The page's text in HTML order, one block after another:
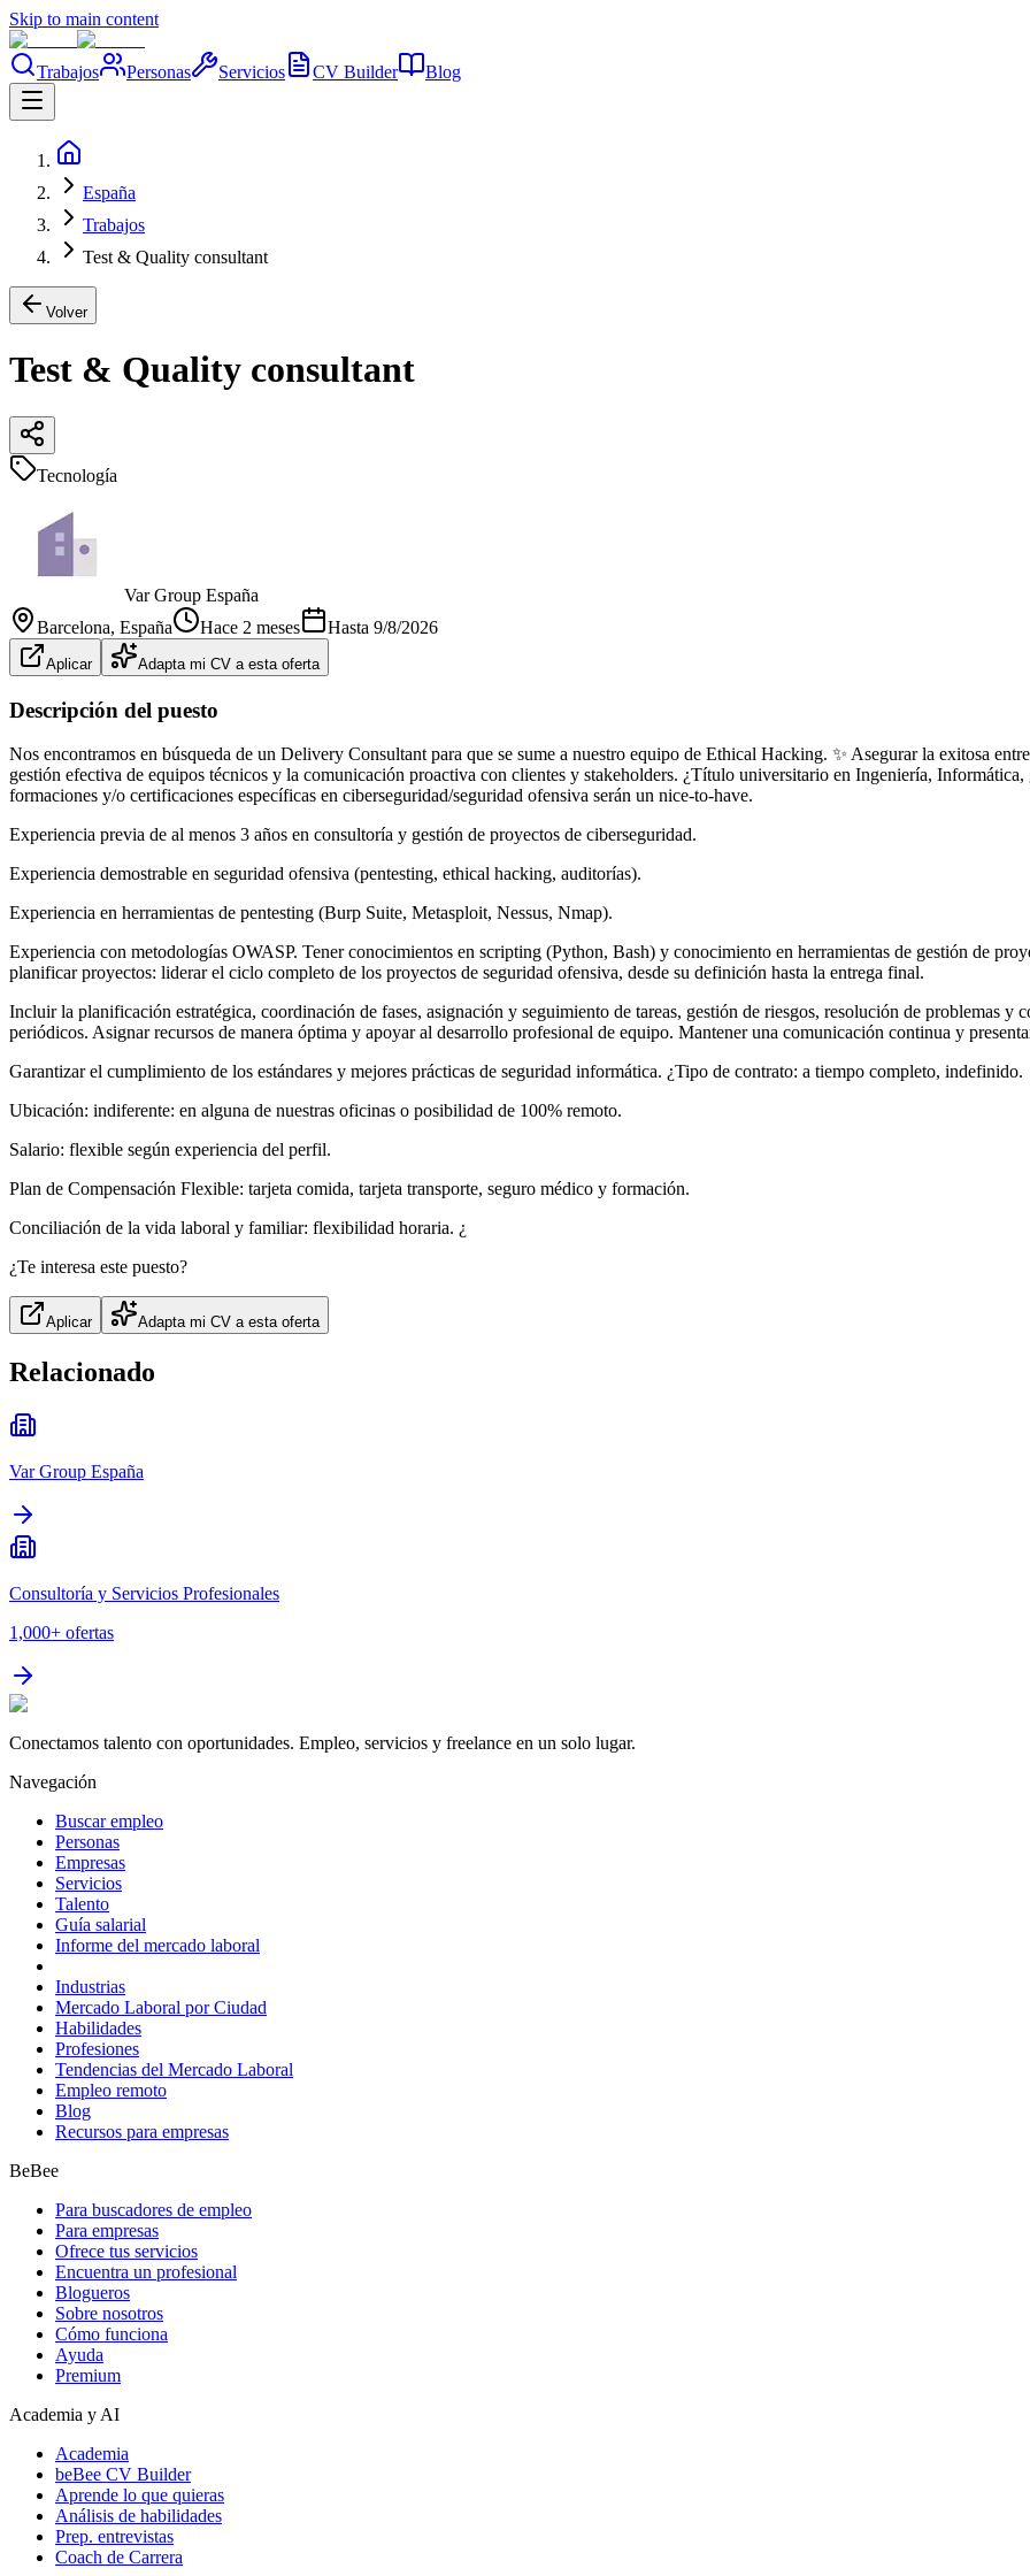
Skip to main content
Trabajos Personas Servicios CV Builder Blog
España
Trabajos
Test & Quality consultant
Volver
Test & Quality consultant
Tecnología
Var Group España
Barcelona, España Hace 2 meses Hasta 9/8/2026
Aplicar Adapta mi CV a esta oferta
Descripción del puesto
Nos encontramos en búsqueda de un Delivery Consultant para que se sume a nuestro equipo de Ethical Hacking. ✨ Asegurar la exitosa
gestión efectiva de equipos técnicos y la comunicación proactiva con clientes y stakeholders. ¿Título universitario en Ingeniería,
formaciones y/o certificaciones específicas en ciberseguridad/seguridad ofensiva serán un nice-to-have.
Experiencia previa de al menos 3 años en consultoría y gestión de proyectos de ciberseguridad.
Experiencia demostrable en seguridad ofensiva (pentesting, ethical hacking, auditorías).
Experiencia en herramientas de pentesting (Burp Suite, Metasploit, Nessus, Nmap).
Experiencia con metodologías OWASP. Tener conocimientos en scripting (Python, Bash) y conocimiento en herramientas de gestión de
planificar proyectos: liderar el ciclo completo de los proyectos de seguridad ofensiva, desde su definición hasta la entrega final.
Incluir la planificación estratégica, coordinación de fases, asignación y seguimiento de tareas, gestión de riesgos, resolución de problemas y
periódicos. Asignar recursos de manera óptima y apoyar al desarrollo profesional de equipo. Mantener una comunicación continua y
Garantizar el cumplimiento de los estándares y mejores prácticas de seguridad informática. ¿Tipo de contrato: a tiempo completo, indefinido.
Ubicación: indiferente: en alguna de nuestras oficinas o posibilidad de 100% remoto.
Salario: flexible según experiencia del perfil.
Plan de Compensación Flexible: tarjeta comida, tarjeta transporte, seguro médico y formación.
Conciliación de la vida laboral y familiar: flexibilidad horaria. ¿
¿Te interesa este puesto?
Aplicar Adapta mi CV a esta oferta
Relacionado
Var Group España
Consultoría y Servicios Profesionales
1,000+ ofertas
Conectamos talento con oportunidades. Empleo, servicios y freelance en un solo lugar.
Navegación
Buscar empleo
Personas
Empresas
Servicios
Talento
Guía salarial
Informe del mercado laboral
Industrias
Mercado Laboral por Ciudad
Habilidades
Profesiones
Tendencias del Mercado Laboral
Empleo remoto
Blog
Recursos para empresas
BeBee
Para buscadores de empleo
Para empresas
Ofrece tus servicios
Encuentra un profesional
Blogueros
Sobre nosotros
Cómo funciona
Ayuda
Premium
Academia y AI
Academia
beBee CV Builder
Aprende lo que quieras
Análisis de habilidades
Prep. entrevistas
Coach de Carrera